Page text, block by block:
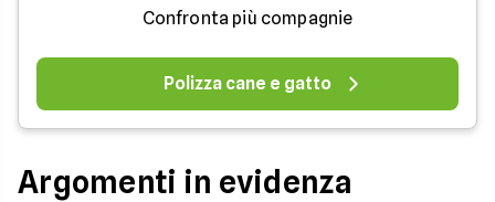
Confronta più compagnie
Polizza cane e gatto
Argomenti in evidenza